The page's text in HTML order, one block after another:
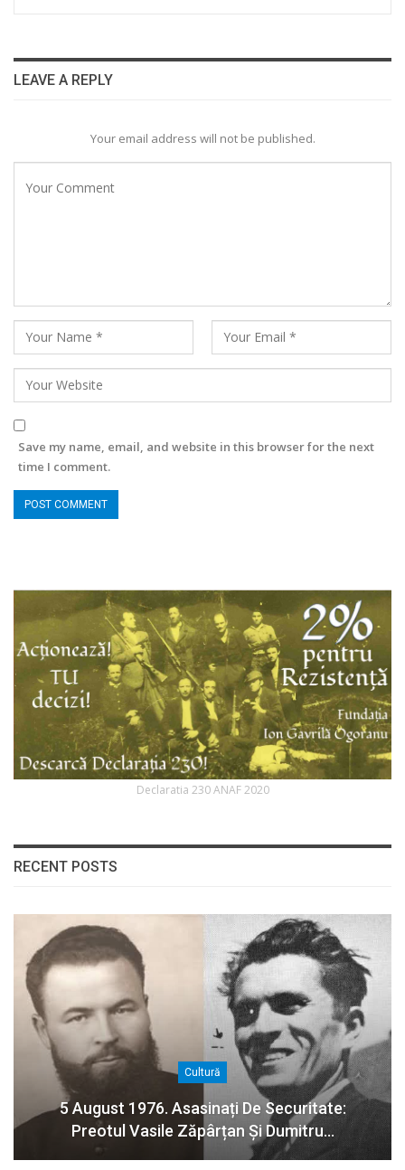
LEAVE A REPLY
Your email address will not be published.
Save my name, email, and website in this browser for the next
time I comment.
Declaratia 230 ANAF 2020
RECENT POSTS
Cultură
5 August 1976. Asasinați De Securitate:
Preotul Vasile Zăpârțan Și Dumitru…